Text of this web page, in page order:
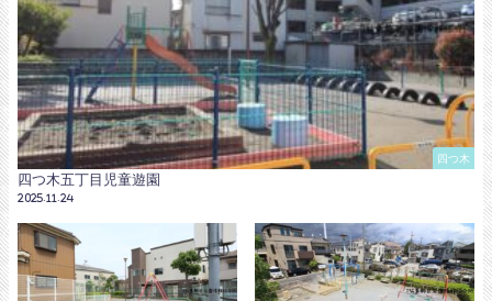
四つ木
四つ木五丁目児童遊園
2025.11.24